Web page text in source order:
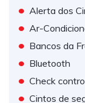
• Alerta dos
• Ar-
• Bancos da
• Bluetooth
• Check
• Cintos de